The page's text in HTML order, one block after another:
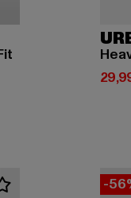
-